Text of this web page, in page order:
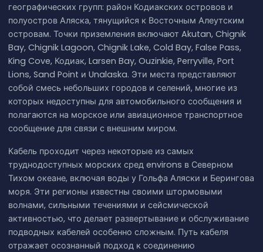
географических групп: район Кодиакских островов и
полуостров Аляска, тянущийся к Восточным Алеутским
островам. Точки приземления включают Akutan, Chignik
Bay, Chignik Lagoon, Chignik Lake, Cold Bay, False Pass,
King Cove, Кодиак, Larsen Bay, Ouzinkie, Perryville, Port
Lions, Sand Point и Unalaska. Эти места представляют
собой смесь небольших городов и селений, многие из
которых недоступны для автомобильного сообщения и
полагаются на морское или авиационное транспортное
сообщение для связи с внешним миром.
Кабель проходит через некоторые из самых
труднодоступных морских сред environs в Северном
Тихом океане, включая воды у Гольфа Аляски и Берингова
моря. Эти регионы известны своими штормовыми
волнами, сильными течениями и сейсмической
активностью, что делает развертывание и обслуживание
подводных кабелей особенно сложным. Путь кабеля
отражает осознанный подход к соединению